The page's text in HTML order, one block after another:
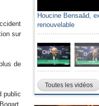
sur
de
public
Houcine Bensaâd,
renouvelable
Toutes les vidéos